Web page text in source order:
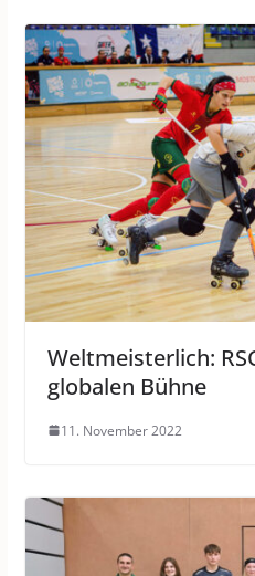
Weltmeisterlich:
globalen Bühne
11. November 2022